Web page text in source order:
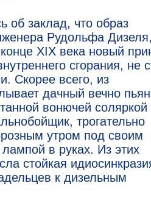
об заклад, что образ
Рудольфа
XIX века новый
сгорания, не
Скорее всего, из
дачный вечно
вонючей соляркой
трогательно
утром под своим
в руках. Из этих
стойкая
к дизельным